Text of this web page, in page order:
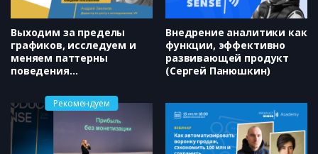
Выходим за пределы
графиков, исследуем и
меняем паттерны
поведения
Андрей Законов)
Внедрение аналитики как
функции, эффективно
развивающей продукт
(Сергей Панюшкин)
Рекомендуем